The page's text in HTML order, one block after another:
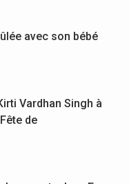
avec son bébé
Vardhan Singh à
de